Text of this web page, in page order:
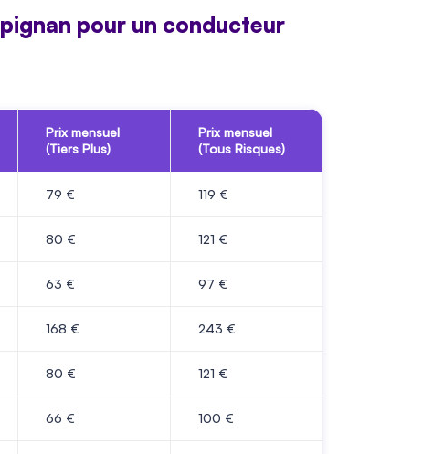
pour un conducteur
Prix mensuel
(Tiers Plus)
Prix mensuel
(Tous Risques)
79 € 119 €
80 € 121 €
63 € 97 €
168 € 243 €
80 € 121 €
66 € 100 €